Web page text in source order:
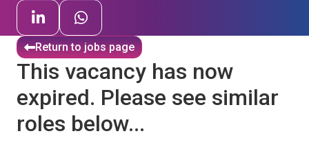
Return to jobs page
This vacancy has now
expired. Please see similar
roles below...